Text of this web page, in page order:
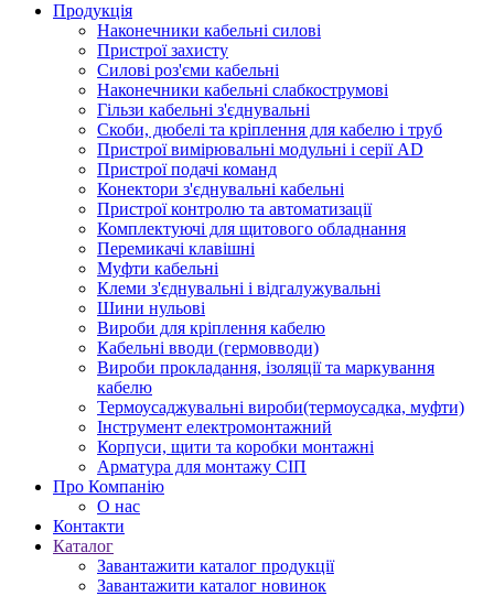
Продукція
Наконечники кабельні силові
Пристрої захисту
Силові роз'єми кабельні
Наконечники кабельні слабкострумові
Гільзи кабельні з'єднувальні
Скоби, дюбелі та кріплення для кабелю і труб
Пристрої вимірювальні модульні і серії AD
Пристрої подачі команд
Конектори з'єднувальні кабельні
Пристрої контролю та автоматизації
Комплектуючі для щитового обладнання
Перемикачі клавішні
Муфти кабельні
Клеми з'єднувальні і відгалужувальні
Шини нульові
Вироби для кріплення кабелю
Кабельні вводи (гермовводи)
Вироби прокладання, iзоляції та маркування
кабелю
Термоусаджувальні вироби(термоусадка, муфти)
Інструмент електромонтажний
Корпуси, щити та коробки монтажні
Арматура для монтажу СІП
Про Компанію
О нас
Контакти
Каталог
Завантажити каталог продукції
Завантажити каталог новинок